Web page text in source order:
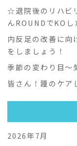
☆退院後のリハビ
んROUNDでKOし
内反足の改善に向
をしましょう！
季節の変わり目～
皆さん！踵のケア
2026年7月